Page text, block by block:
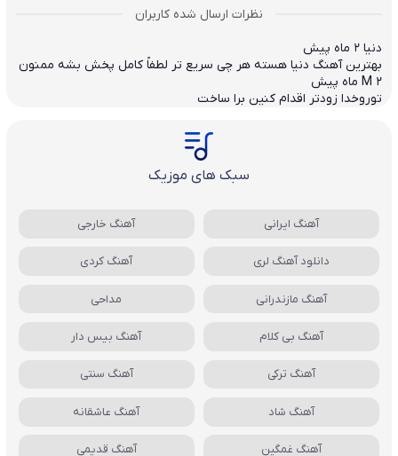
دنیا 2 ماه پیش
بهترین آهنگ دنیا هسته هر چی سریع تر لطفاً کامل پخش بشه ممنون
M 2 ماه پیش
توروخدا زودتر اقدام کنین برا ساخت
سبک های موزیک
آهنگ ایرانی آهنگ خارجی
دانلود آهنگ لری آهنگ کردی
آهنگ مازندرانی مداحی
آهنگ بی کلام آهنگ بیس دار
آهنگ ترکی آهنگ سنتی
آهنگ شاد آهنگ عاشقانه
آهنگ غمگین آهنگ قدیمی